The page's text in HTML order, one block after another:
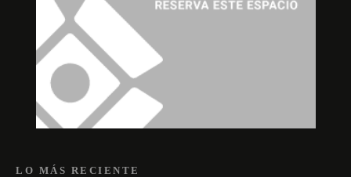
LO MÁS RECIENTE